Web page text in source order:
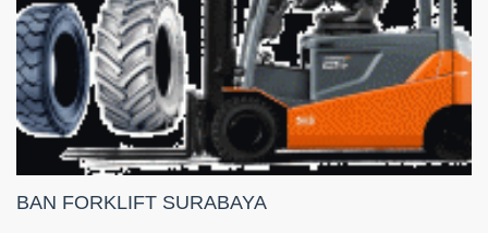
BAN FORKLIFT SURABAYA